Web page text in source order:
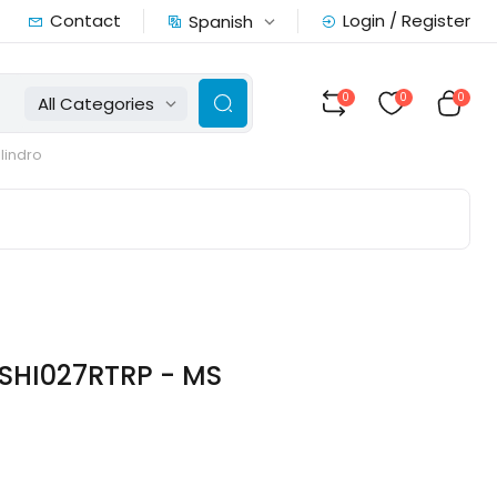
Contact Spanish Login / Register
All Categories 0 0 0
- MS